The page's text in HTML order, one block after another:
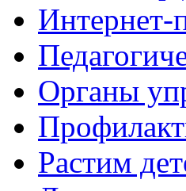
Интернет-
Органы
Растим